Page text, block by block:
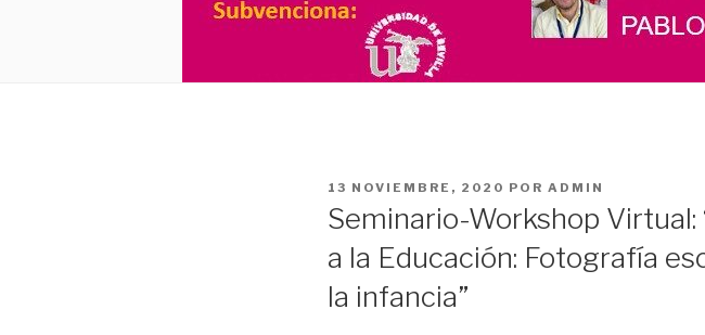
PUBLICADO
13 NOVIEMBRE, 2020 POR ADMIN
Seminario-Workshop
a la Educación: Fotografía
la infancia”